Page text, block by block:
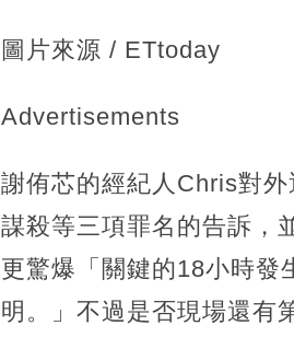
圖片來源 / ETtoday
Advertisements
謝侑芯的經紀人Chris對
謀殺等三項罪名的告訴，
更驚爆「關鍵的18小時發
明。」不過是否現場還有